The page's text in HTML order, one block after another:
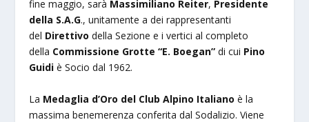
fine maggio, sarà Massimiliano Reiter, Presidente
della S.A.G., unitamente a dei rappresentanti
del Direttivodella Sezione e i vertici al completo
della Commissione Grotte “E. Boegan”di cui Pino
Guidi è Socio dal 1962.
La Medaglia d’Oro del Club Alpino Italiano è la
massima benemerenza conferita dal Sodalizio. Viene